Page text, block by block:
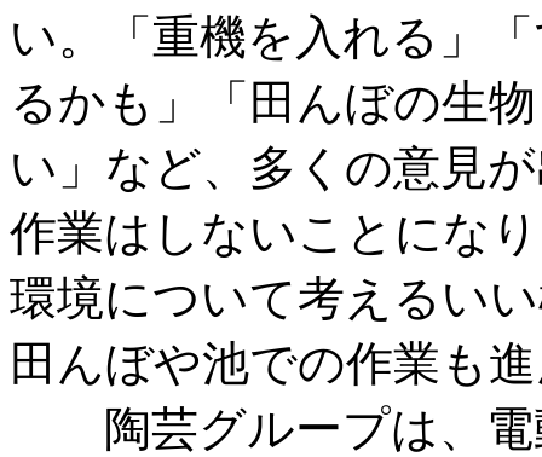
い。「重機を入れる」
るかも」「田んぼの生
い」など、多くの意見
作業はしないことにな
環境について考えるい
田んぼや池での作業も
陶芸グループは、電